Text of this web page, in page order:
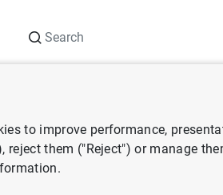
Verde. "La gestión de los riesgos
to improve performance,
them ("Reject") or manage